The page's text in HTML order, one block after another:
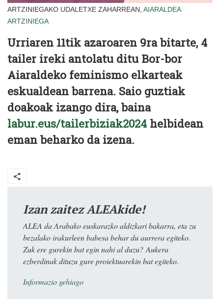
ARTZINIEGAKO UDALETXE ZAHARREAN, AIARALDEA
ARTZINIEGA
Urriaren 11tik azaroaren 9ra bitarte, 4
tailer ireki antolatu ditu Bor-bor
Aiaraldeko feminismo elkarteak
eskualdean barrena. Saio guztiak
doakoak izango dira, baina
labur.eus/tailerbiziak2024 helbidean
eman beharko da izena.
Izan zaitez ALEAkide!
ALEA da Arabako euskarazko aldizkari bakarra, eta zu
bezalako irakurleen babesa behar du aurrera egiteko.
Zuk ere gurekin bat egin nahi al duzu? Aukera
ezberdinak dituzu gure proiektuarekin bat egiteko.
Informazio gehiago